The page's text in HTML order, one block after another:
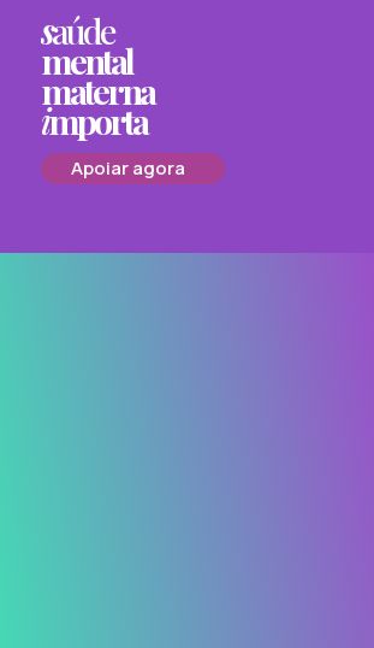
saúde
mental
materna
importa
Apoiar agora